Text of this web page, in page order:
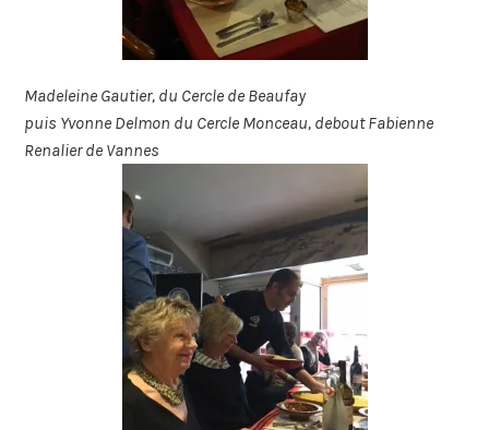
Madeleine Gautier, du Cercle de Beaufay
puis Yvonne Delmon du Cercle Monceau, debout Fabienne
Renalier de Vannes